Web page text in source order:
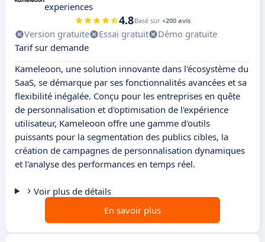
experiences
4.8Basé sur +200 avis
Version gratuite Essai gratuit
Démo gratuite
Tarif sur demande
Kameleoon, une solution innovante dans l'écosystème du
SaaS, se démarque par ses fonctionnalités avancées et sa
flexibilité inégalée. Conçu pour les entreprises en quête
de personnalisation et d'optimisation de l'expérience
utilisateur, Kameleoon offre une gamme d'outils
puissants pour la segmentation des publics cibles, la
création de campagnes de personnalisation dynamiques
et l'analyse des performances en temps réel.
Voir plus de détails
En savoir plus